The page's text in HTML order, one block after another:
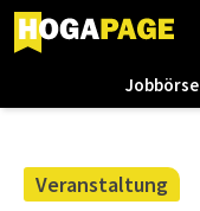
Jobbörse
Veranstaltung